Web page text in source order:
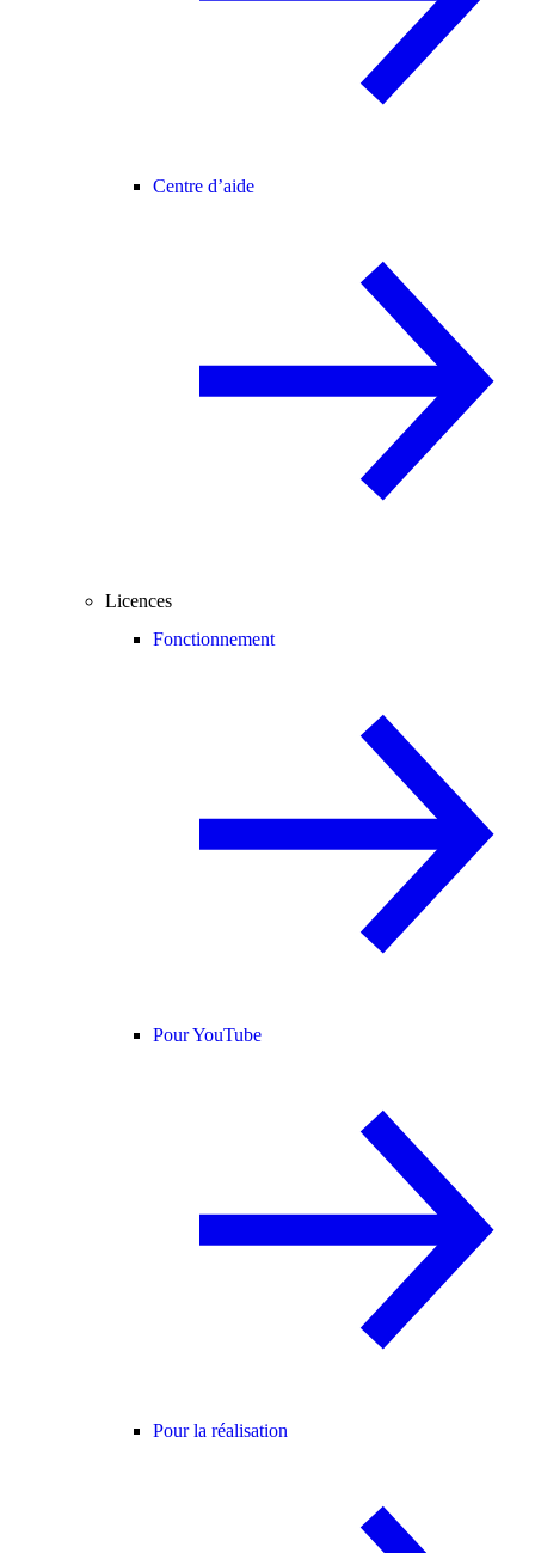
Centre d’aide
Licences
Fonctionnement
Pour YouTube
Pour la réalisation